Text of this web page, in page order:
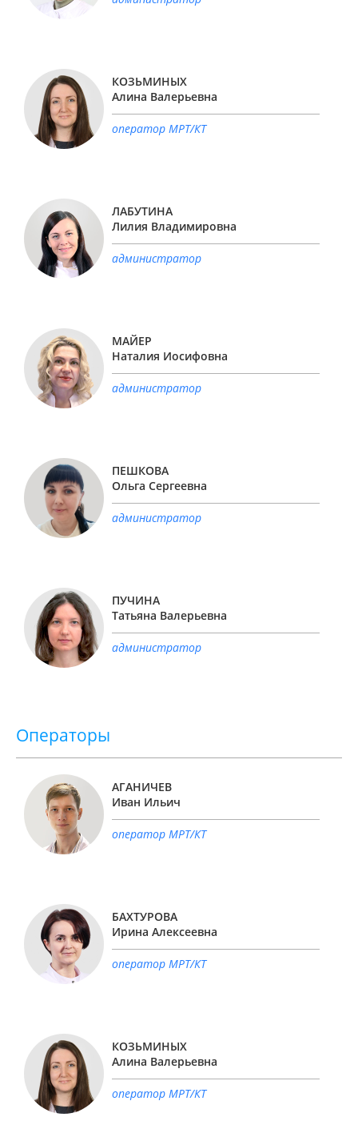
КОЗЬМИНЫХ
Алина Валерьевна
оператор МРТ/КТ
ЛАБУТИНА
Лилия Владимировна
администратор
МАЙЕР
Наталия Иосифовна
администратор
ПЕШКОВА
Ольга Сергеевна
администратор
ПУЧИНА
Татьяна Валерьевна
администратор
Операторы
АГАНИЧЕВ
Иван Ильич
оператор МРТ/КТ
БАХТУРОВА
Ирина Алексеевна
оператор МРТ/КТ
КОЗЬМИНЫХ
Алина Валерьевна
оператор МРТ/КТ